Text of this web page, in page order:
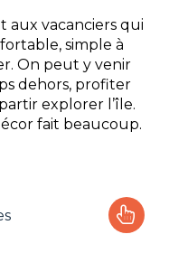
aux vacanciers qui
simple à
On peut y venir
dehors, profiter
explorer l’île.
fait beaucoup.